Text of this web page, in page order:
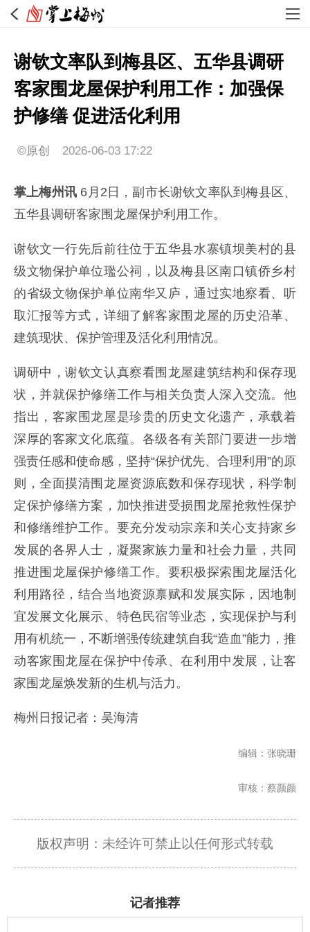
谢钦文率队到梅县区、五华县调研
客家围龙屋保护利用工作：加强保
护修缮 促进活化利用
©原创 2026-06-03 17:22
掌上梅州讯 6月2日，副市长谢钦文率队到梅县区、
五华县调研客家围龙屋保护利用工作。
谢钦文一行先后前往位于五华县水寨镇坝美村的县
级文物保护单位璼公祠，以及梅县区南口镇侨乡村
的省级文物保护单位南华又庐，通过实地察看、听
取汇报等方式，详细了解客家围龙屋的历史沿革、
建筑现状、保护管理及活化利用情况。
调研中，谢钦文认真察看围龙屋建筑结构和保存现
状，并就保护修缮工作与相关负责人深入交流。他
指出，客家围龙屋是珍贵的历史文化遗产，承载着
深厚的客家文化底蕴。各级各有关部门要进一步增
强责任感和使命感，坚持“保护优先、合理利用”的原
则，全面摸清围龙屋资源底数和保存现状，科学制
定保护修缮方案，加快推进受损围龙屋抢救性保护
和修缮维护工作。要充分发动宗亲和关心支持家乡
发展的各界人士，凝聚家族力量和社会力量，共同
推进围龙屋保护修缮工作。要积极探索围龙屋活化
利用路径，结合当地资源禀赋和发展实际，因地制
宜发展文化展示、特色民宿等业态，实现保护与利
用有机统一，不断增强传统建筑自我“造血”能力，推
动客家围龙屋在保护中传承、在利用中发展，让客
家围龙屋焕发新的生机与活力。
梅州日报记者：吴海清
编辑：张晓珊
审核：蔡颜颜
版权声明：未经许可禁止以任何形式转载
记者推荐